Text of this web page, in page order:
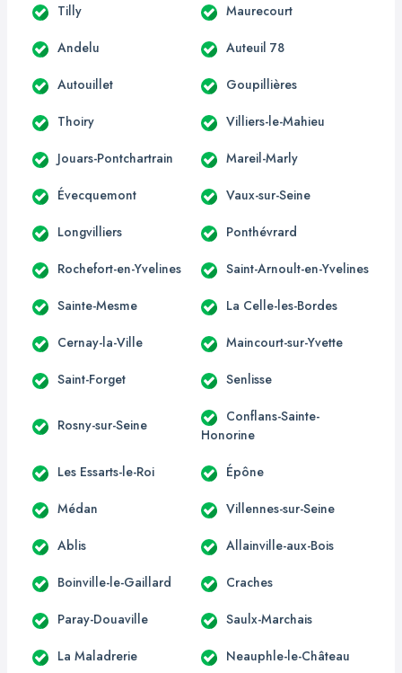
Tilly Maurecourt
Andelu Auteuil 78
Autouillet Goupillières
Thoiry Villiers-le-Mahieu
Jouars-Pontchartrain Mareil-Marly
Évecquemont Vaux-sur-Seine
Longvilliers Ponthévrard
Rochefort-en-Yvelines Saint-Arnoult-en-Yvelines
Sainte-Mesme La Celle-les-Bordes
Cernay-la-Ville Maincourt-sur-Yvette
Saint-Forget Senlisse
Rosny-sur-Seine
Conflans-Sainte-
Honorine
Les Essarts-le-Roi Épône
Médan Villennes-sur-Seine
Ablis Allainville-aux-Bois
Boinville-le-Gaillard Craches
Paray-Douaville Saulx-Marchais
La Maladrerie Neauphle-le-Château